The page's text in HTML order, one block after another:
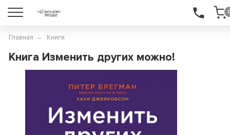
Главная Книги
Книга Изменить других можно!